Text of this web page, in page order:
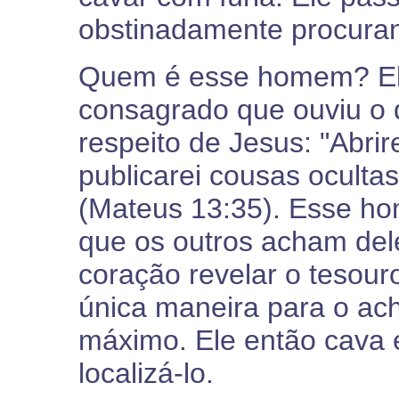
obstinadamente
Quem é esse homem?
consagrado que ouviu
respeito de Jesus:
publicarei cousas
(Mateus 13:35). Esse
que os outros acham
coração revelar o
única maneira para o
máximo. Ele então
localizá-lo.